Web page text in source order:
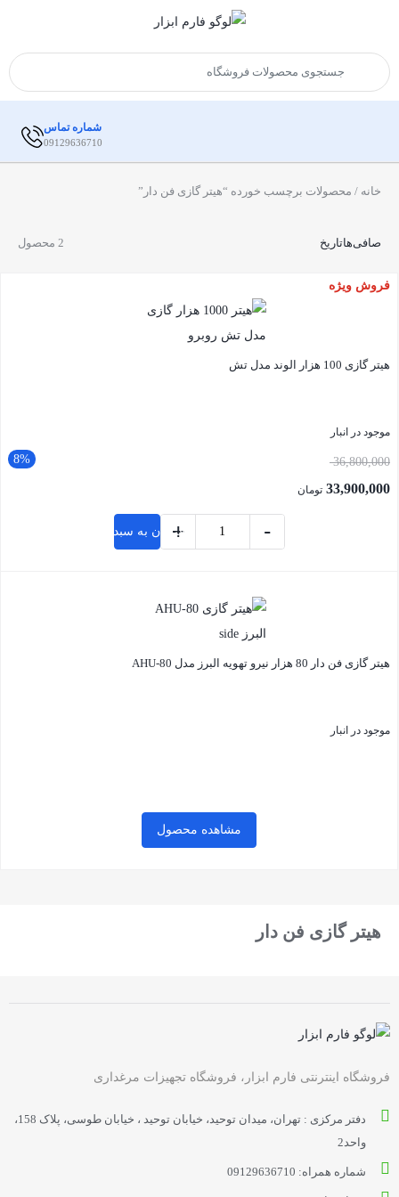
شماره تماس
09129636710
خانه / محصولات برچسب خورده “هیتر گازی فن دار”
2 محصول صافی‌هاتاریخ
فروش ویژه
هیتر گازی 100 هزار الوند مدل تش
موجود در انبار
8% 36,800,000
33,900,000 تومان
-
+
افزودن به سبد خرید
هیتر گازی فن دار 80 هزار نیرو تهویه البرز مدل AHU-80
موجود در انبار
مشاهده محصول
هیتر گازی فن دار
فروشگاه اینترنتی فارم ابزار، فروشگاه تجهیزات مرغداری
دفتر مرکزی : تهران، میدان توحید، خیابان توحید ، خیابان طوسی، پلاک 158،
واحد2
شماره همراه: 09129636710